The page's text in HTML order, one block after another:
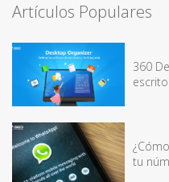
Artículos Populares
360
tu